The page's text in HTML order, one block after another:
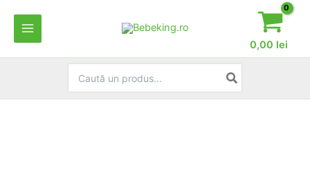
content
0,00 lei
for: